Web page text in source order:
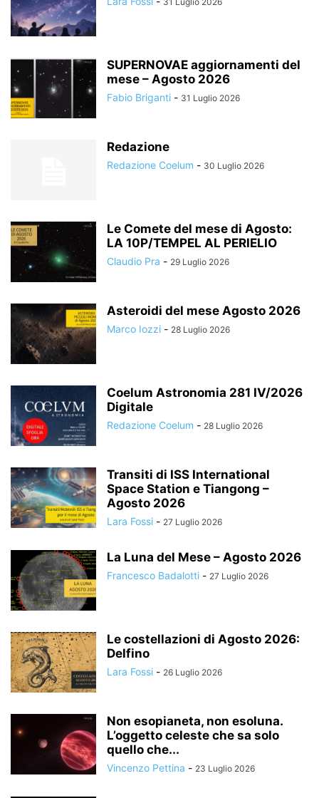
SUPERNOVAE aggiornamenti del
mese – Agosto 2026
Fabio Briganti - 31 Luglio 2026
Redazione
Redazione Coelum - 30 Luglio 2026
Le Comete del mese di Agosto:
LA 10P/TEMPEL AL PERIELIO
Claudio Pra - 29 Luglio 2026
Asteroidi del mese Agosto 2026
Marco Iozzi - 28 Luglio 2026
Coelum Astronomia 281 IV/2026
Digitale
Redazione Coelum - 28 Luglio 2026
Transiti di ISS International
Space Station e Tiangong –
Agosto 2026
Lara Fossi - 27 Luglio 2026
La Luna del Mese – Agosto 2026
Francesco Badalotti - 27 Luglio 2026
Le costellazioni di Agosto 2026:
Delfino
Lara Fossi - 26 Luglio 2026
Non esopianeta, non esoluna.
L’oggetto celeste che sa solo
quello che...
Vincenzo Pettina - 23 Luglio 2026